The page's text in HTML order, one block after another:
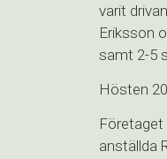
varit
Eriksson
samt 2-5
Hösten
anställda